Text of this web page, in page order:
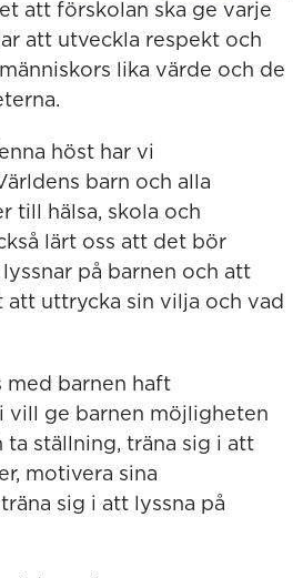
att förskolan ska ge varje
att utveckla respekt och
lika värde och de
höst har vi
barn och alla
till hälsa, skola och
lärt oss att det bör
på barnen och att
att uttrycka sin vilja och vad
med barnen haft
vill ge barnen möjligheten
ta ställning, träna sig i att
motivera sina
sig i att lyssna på